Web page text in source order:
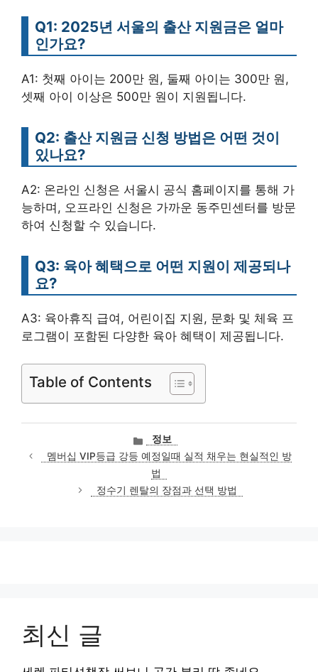
Q1: 2025년 서울의 출산 지원금은 얼마
인가요?
A1: 첫째 아이는 200만 원, 둘째 아이는 300만 원,
셋째 아이 이상은 500만 원이 지원됩니다.
Q2: 출산 지원금 신청 방법은 어떤 것이
있나요?
A2: 온라인 신청은 서울시 공식 홈페이지를 통해 가
능하며, 오프라인 신청은 가까운 동주민센터를 방문
하여 신청할 수 있습니다.
Q3: 육아 혜택으로 어떤 지원이 제공되나
요?
A3: 육아휴직 급여, 어린이집 지원, 문화 및 체육 프
로그램이 포함된 다양한 육아 혜택이 제공됩니다.
Table of Contents
카
테
고
리
정보
멤버십 VIP등급 강등 예정일때 실적 채우는 현실적인 방
법
정수기 렌탈의 장점과 선택 방법
최신 글